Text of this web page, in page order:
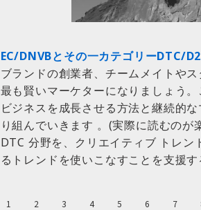
EC/DNVBとその一カテゴリーDTC/
ブランドの創業者、チームメイトや
最も賢いマーケターになりましょう。
ビジネスを成長させる方法と継続的
り組んでいきます 。(実際に読むのが
DTC 分野を、クリエイティブ トレ
るトレンドを使いこなすことを支援
1 2 3 4 5 6 7